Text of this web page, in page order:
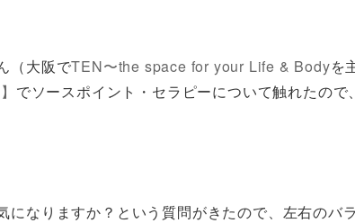
（大阪でTEN〜the space for your Life & Bodyを
でソースポイント・セラピーについて触れたので
なりますか？という質問がきたので、左右のバ